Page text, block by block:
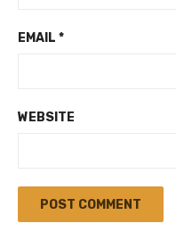
EMAIL *
WEBSITE